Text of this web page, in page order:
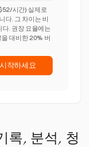
시간) 실제로
다. 그 차이는 비
. 권장 요율에는
대비한 20% 버
작하세요
록, 분석, 청